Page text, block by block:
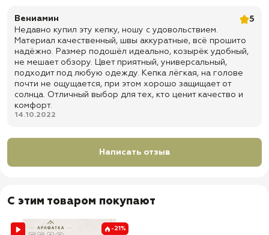
Вениамин
5
Недавно купил эту кепку, ношу с удовольствием.
Материал качественный, швы аккуратные, всё прошито
надёжно. Размер подошёл идеально, козырёк удобный,
не мешает обзору. Цвет приятный, универсальный,
подходит под любую одежду. Кепка лёгкая, на голове
почти не ощущается, при этом хорошо защищает от
солнца. Отличный выбор для тех, кто ценит качество и
комфорт.
14.10.2022
Написать отзыв
С этим товаром покупают
-21%